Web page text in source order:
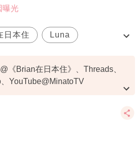
曝光
日本住 Luna
《Brian在日本住》、Threads、
YouTube@MinatoTV